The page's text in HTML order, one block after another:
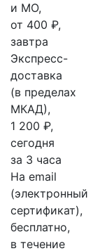
и МО,
от 400 ₽,
завтра
Экспресс-
доставка
(в пределах
МКАД),
1 200 ₽,
сегодня
за 3 часа
На email
(электронный
сертификат),
бесплатно,
в течение